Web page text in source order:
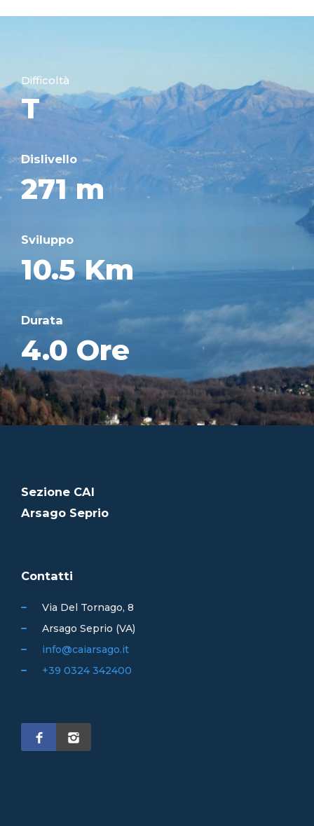
Difficoltà
T
Dislivello
271 m
Sviluppo
10.5 Km
Durata
4.0 Ore
Sezione CAI
Arsago Seprio
Contatti
Via Del Tornago, 8
Arsago Seprio (VA)
info@caiarsago.it
+39 0324 342400